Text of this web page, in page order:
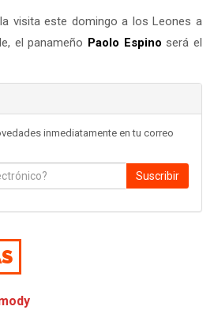
visita este domingo a los Leones a
el panameño Paolo Espino será el
inmediatamente en tu correo
Suscribir